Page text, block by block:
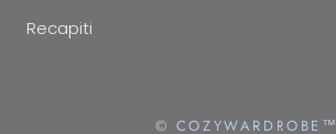
Recapiti
© COZYWARDROBE™